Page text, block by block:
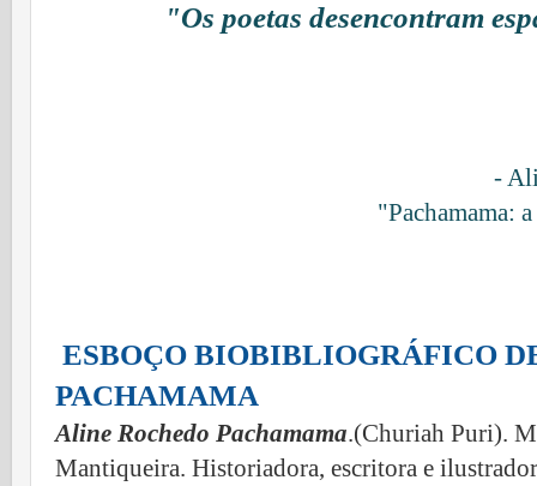
"Os poetas desencontram
-
"Pachamama:
ESBOÇO BIOBIBLIOGRÁFICO
PACHAMAMA
Aline Rochedo Pachamama.(Churiah Puri).
Mantiqueira. Historiadora, escritora e